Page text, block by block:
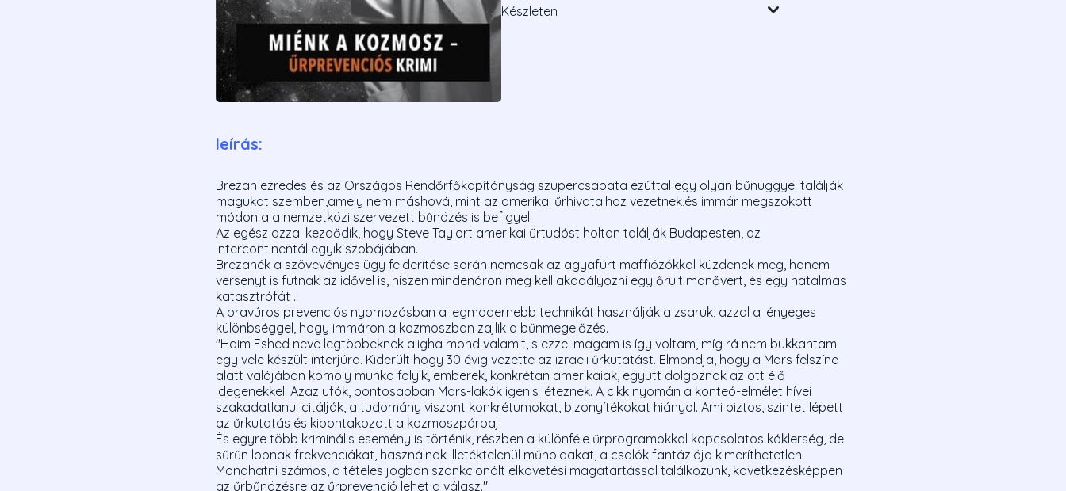
Készleten
leírás:
Brezan ezredes és az Országos Rendőrfőkapitányság szupercsapata ezúttal egy olyan bűnüggyel találják
magukat szemben,amely nem máshová, mint az amerikai űrhivatalhoz vezetnek,és immár megszokott
módon a a nemzetközi szervezett bűnözés is befigyel.
Az egész azzal kezdődik, hogy Steve Taylort amerikai űrtudóst holtan találják Budapesten, az
Intercontinentál egyik szobájában.
Brezanék a szövevényes ügy felderítése során nemcsak az agyafúrt maffiózókkal küzdenek meg, hanem
versenyt is futnak az idővel is, hiszen mindenáron meg kell akadályozni egy őrült manővert, és egy hatalmas
katasztrófát .
A bravúros prevenciós nyomozásban a legmodernebb technikát használják a zsaruk, azzal a lényeges
különbséggel, hogy immáron a kozmoszban zajlik a bűnmegelőzés.
"Haim Eshed neve legtöbbeknek aligha mond valamit, s ezzel magam is így voltam, míg rá nem bukkantam
egy vele készült interjúra. Kiderült hogy 30 évig vezette az izraeli űrkutatást. Elmondja, hogy a Mars felszíne
alatt valójában komoly munka folyik, emberek, konkrétan amerikaiak, együtt dolgoznak az ott élő
idegenekkel. Azaz ufók, pontosabban Mars-lakók igenis léteznek. A cikk nyomán a konteó-elmélet hívei
szakadatlanul citálják, a tudomány viszont konkrétumokat, bizonyítékokat hiányol. Ami biztos, szintet lépett
az űrkutatás és kibontakozott a kozmoszpárbaj.
És egyre több kriminális esemény is történik, részben a különféle űrprogramokkal kapcsolatos kóklerség, de
sűrűn lopnak frekvenciákat, használnak illetéktelenül műholdakat, a csalók fantáziája kimeríthetetlen.
Mondhatni számos, a tételes jogban szankcionált elkövetési magatartással találkozunk, következésképpen
az űrbűnözésre az űrprevenció lehet a válasz."